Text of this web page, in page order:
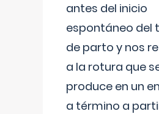
antes del inicio
espontáneo del
de parto y nos
a la rotura que
produce en un
a término a